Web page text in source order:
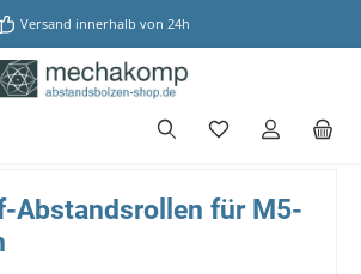
Versand innerhalb von 24h
Abstandsrollen für M5-